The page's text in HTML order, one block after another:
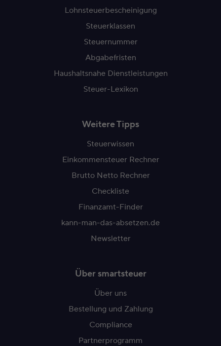
Lohnsteuerbescheinigung
Steuerklassen
Steuernummer
Abgabefristen
Haushaltsnahe Dienstleistungen
Steuer-Lexikon
Weitere Tipps
Steuerwissen
Einkommensteuer Rechner
Brutto Netto Rechner
Checkliste
Finanzamt-Finder
kann-man-das-absetzen.de
Newsletter
Über smartsteuer
Über uns
Bestellung und Zahlung
Compliance
Partnerprogramm